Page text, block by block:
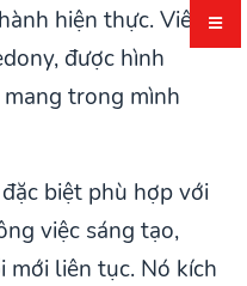
hiện thực. Viên
được hình
trong mình
biệt phù hợp với
việc sáng tạo,
mới liên tục. Nó kích